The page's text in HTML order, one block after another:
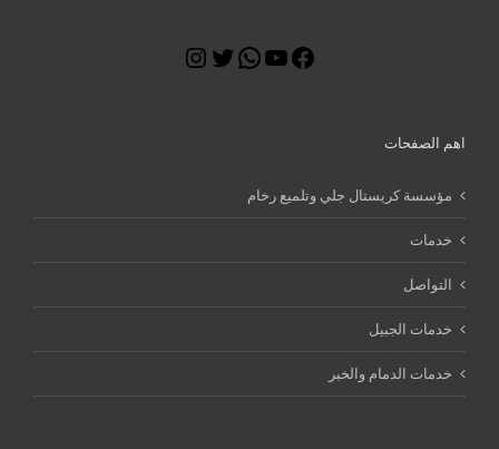
Facebook
YouTube
WhatsApp
Twitter
اهم الصفحات
مؤسسة كريستال جلي وتلميع رخام
خدمات
التواصل
خدمات الجبيل
خدمات الدمام والخبر